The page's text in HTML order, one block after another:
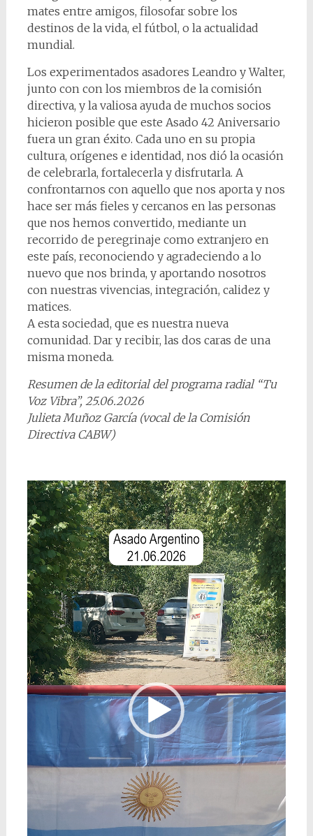
mates entre amigos, filosofar sobre los
destinos de la vida, el fútbol, o la actualidad
mundial.
Los experimentados asadores Leandro y Walter,
junto con con los miembros de la comisión
directiva, y la valiosa ayuda de muchos socios
hicieron posible que este Asado 42 Aniversario
fuera un gran éxito. Cada uno en su propia
cultura, orígenes e identidad, nos dió la ocasión
de celebrarla, fortalecerla y disfrutarla. A
confrontarnos con aquello que nos aporta y nos
hace ser más fieles y cercanos en las personas
que nos hemos convertido, mediante un
recorrido de peregrinaje como extranjero en
este país, reconociendo y agradeciendo a lo
nuevo que nos brinda, y aportando nosotros
con nuestras vivencias, integración, calidez y
matices.
A esta sociedad, que es nuestra nueva
comunidad. Dar y recibir, las dos caras de una
misma moneda.
Resumen de la editorial del programa radial “Tu
Voz Vibra”, 25.06.2026
Julieta Muñoz García (vocal de la Comisión
Directiva CABW)
Video-
Player